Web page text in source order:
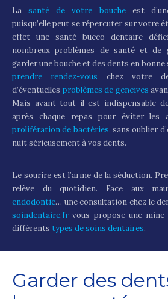
Lasanté de votre boucheest
puisqu’elle peut se répercuter sur votre
effet une santé bucco dentaire
nombreux problèmes de santé et de
garder une bouche et des dents en
prendre rendez-vous chez votre
d’éventuelles problèmes de gencives
Mais avant tout il est indispensable
après chaque repas pour éviter les
prolifération de bactéries, sans oublier
nuit sérieusement à vos dents.
Le sourire est l’arme de la séduction.
relève du quotidien. Face aux
endodontie… une consultation chez le
soindentaire.fr vous propose une
différents types de soins dentaires.
Garder des